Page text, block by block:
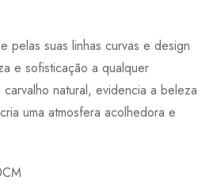
pelas suas linhas curvas e design
e sofisticação a qualquer
natural, evidencia a beleza
uma atmosfera acolhedora e